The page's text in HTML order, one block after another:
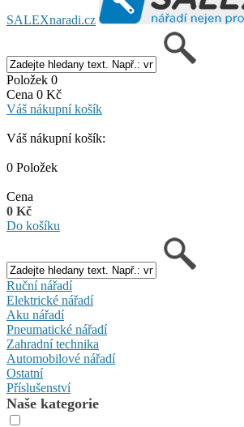
SALEXnaradi.cz
Položek 0
Cena 0 Kč
Váš nákupní košík
Váš nákupní košík:
0 Položek
Cena
0 Kč
Do košíku
Ruční nářadí
Elektrické nářadí
Aku nářadí
Pneumatické nářadí
Zahradní technika
Automobilové nářadí
Ostatní
Příslušenství
Naše kategorie